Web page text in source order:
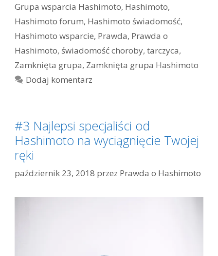
Grupa wsparcia Hashimoto, Hashimoto,
Hashimoto forum, Hashimoto świadomość,
Hashimoto wsparcie, Prawda, Prawda o
Hashimoto, świadomość choroby, tarczyca,
Zamknięta grupa, Zamknięta grupa Hashimoto
Dodaj komentarz
#3 Najlepsi specjaliści od
Hashimoto na wyciągnięcie Twojej
ręki
październik 23, 2018 przez Prawda o Hashimoto